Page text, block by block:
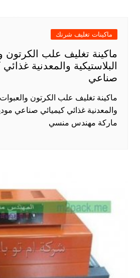
ماكينات تغليف شرنك
ماكينة تغليف علب الكرتون
البلاستيكية والمعدنية
صناعي
ماكينة تغليف علب الكرتون والعبوات
ماركة مهندس منسي